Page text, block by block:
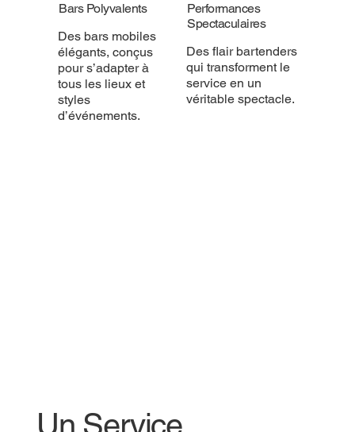
Bars Polyvalents
Des bars mobiles
élégants, conçus
pour s’adapter à
tous les lieux et
styles
d’événements.
Performances
Spectaculaires
Des flair bartenders
qui transforment le
service en un
véritable spectacle.